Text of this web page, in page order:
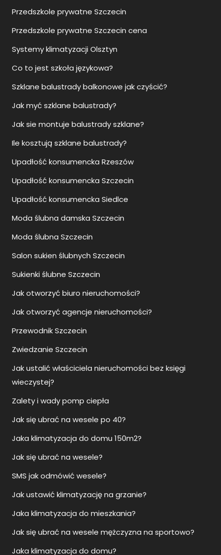
Przedszkole prywatne Szczecin cena
Systemy klimatyzacji Olsztyn
Co to jest szkoła językowa?
Szklane balustrady balkonowe jak czyścić?
Jak myć szklane balustrady?
Jak sie montuje balustrady szklane?
Ile kosztują szklane balustrady?
Upadłość konsumencka Rzeszów
Upadłość konsumencka Szczecin
Upadłość konsumencka Siedlce
Moda ślubna damska Szczecin
Moda ślubna Szczecin
Salon sukien ślubnych Szczecin
Sukienki ślubne Szczecin
Jak otworzyć biuro nieruchomości?
Jak otworzyć agencje nieruchomości?
Przewodnik Szczecin
Zwiedzanie Szczecin
Jak ustalić właściciela nieruchomości bez księgi
Zalety i wady pomp ciepła
Jak się ubrać na wesele po 40?
Jaka klimatyzacja do domu 150m2?
Jak się ubrać na wesele?
SMS jak odmówić wesele?
Jak ustawić klimatyzację na grzanie?
Jaka klimatyzacja do mieszkania?
Jak się ubrać na wesele mężczyzna na sportowo?
Jaka klimatyzacja do domu?
Namiot sferyczny glamping